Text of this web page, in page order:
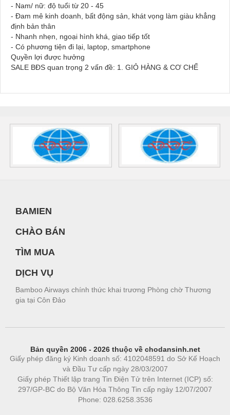
- Nam/ nữ: độ tuổi từ 20 - 45
- Đam mê kinh doanh, bất động sản, khát vọng làm giàu khẳng
định bản thân
- Nhanh nhẹn, ngoại hình khá, giao tiếp tốt
- Có phương tiện đi lại, laptop, smartphone
Quyền lợi được hưởng
SALE BĐS quan trọng 2 vấn đề: 1. GIỎ HÀNG & CƠ CHẾ
BAMIEN
CHÀO BÁN
TÌM MUA
DỊCH VỤ
Bamboo Airways chính thức khai trương Phòng chờ Thương
gia tại Côn Đảo
Bản quyền 2006 - 2026 thuộc về chodansinh.net
Giấy phép đăng ký Kinh doanh số: 4102048591 do Sở Kế Hoạch
và Đầu Tư cấp ngày 28/03/2007
Giấy phép Thiết lập trang Tin Điện Tử trên Internet (ICP) số:
297/GP-BC do Bộ Văn Hóa Thông Tin cấp ngày 12/07/2007
Phone: 028.6258.3536